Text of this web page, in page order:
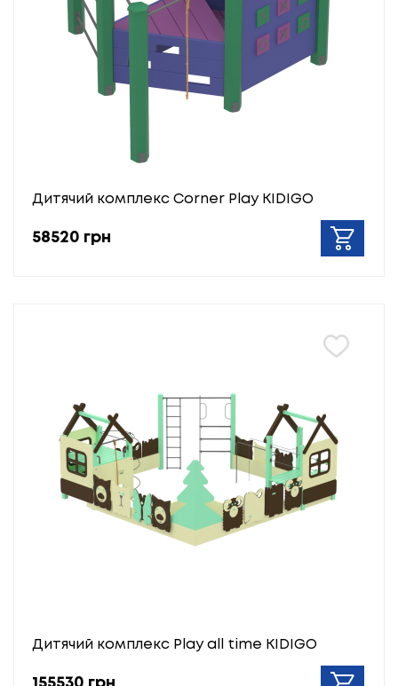
Дитячий комплекс Corner Play KIDIGO
58520 грн
Дитячий комплекс Play all time KIDIGO